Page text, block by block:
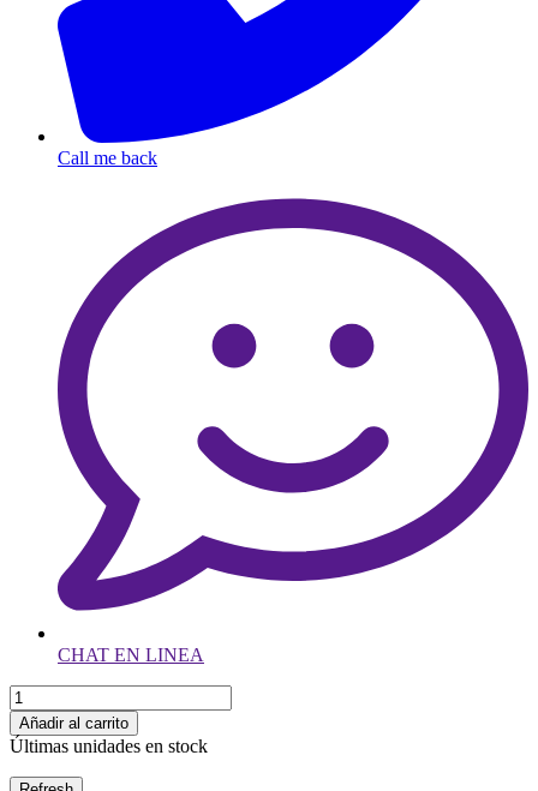
Call me back
CHAT EN LINEA
Añadir al carrito
Últimas unidades en stock